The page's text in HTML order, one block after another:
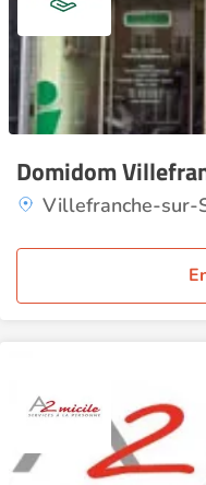
Domidom
Villefranche-sur-